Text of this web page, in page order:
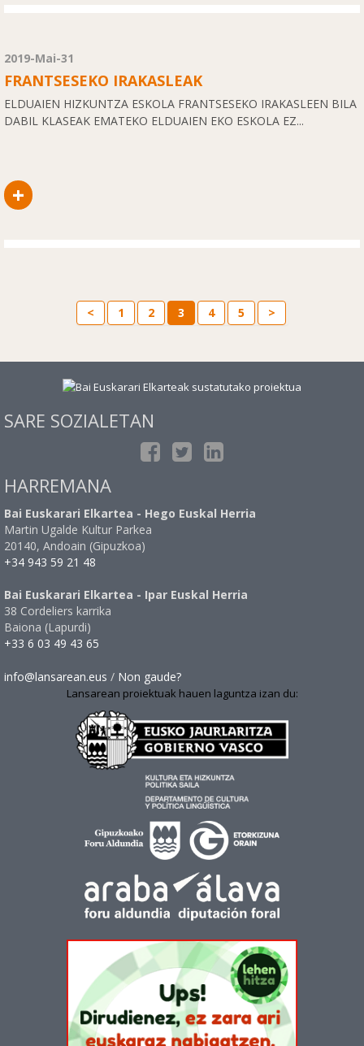
2019-Mai-31
FRANTSESEKO IRAKASLEAK
ELDUAIEN HIZKUNTZA ESKOLA FRANTSESEKO IRAKASLEEN BILA
DABIL KLASEAK EMATEKO ELDUAIEN EKO ESKOLA EZ...
+
< 1 2 3 4 5 >
SARE SOZIALETAN
HARREMANA
Bai Euskarari Elkartea - Hego Euskal Herria
Martin Ugalde Kultur Parkea
20140, Andoain (Gipuzkoa)
+34 943 59 21 48
Bai Euskarari Elkartea - Ipar Euskal Herria
38 Cordeliers karrika
Baiona (Lapurdi)
+33 6 03 49 43 65
info@lansarean.eus / Non gaude?
Lansarean proiektuak hauen laguntza izan du: